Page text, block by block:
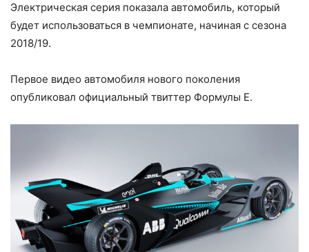
Электрическая серия показала автомобиль, который
будет использоваться в чемпионате, начиная с сезона
2018/19.
Первое видео автомобиля нового поколения
опубликовал официальный твиттер Формулы Е.